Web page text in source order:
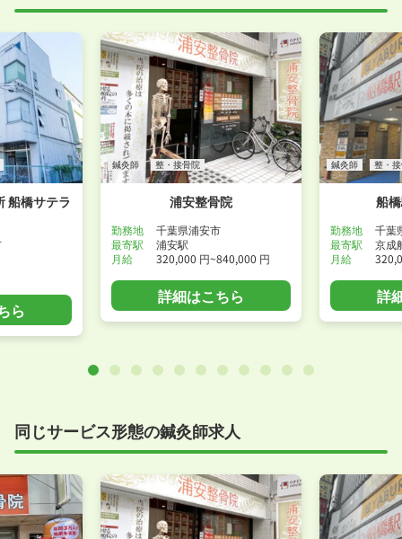
船橋サテラ
ら
鍼灸師 整・接骨院
浦安整骨院
勤務地
千葉県浦安市
最寄駅
浦安駅
月給
320,000 円~840,000 円
詳細はこちら
鍼灸師 整・
船
勤務地
千葉
最寄駅
京成
月給
詳
同じサービス形態の鍼灸師求人